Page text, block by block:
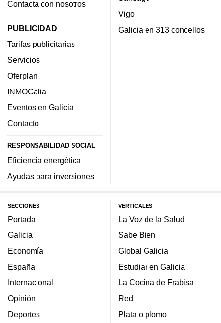
Contacta con nosotros
PUBLICIDAD
Tarifas publicitarias
Servicios
Oferplan
INMOGalia
Eventos en Galicia
Contacto
RESPONSABILIDAD SOCIAL
Eficiencia energética
Ayudas para inversiones
Vigo
Galicia en 313 concellos
SECCIONES
Portada
Galicia
Economía
España
Internacional
Opinión
Deportes
VERTICALES
La Voz de la Salud
Sabe Bien
Global Galicia
Estudiar en Galicia
La Cocina de Frabisa
Red
Plata o plomo